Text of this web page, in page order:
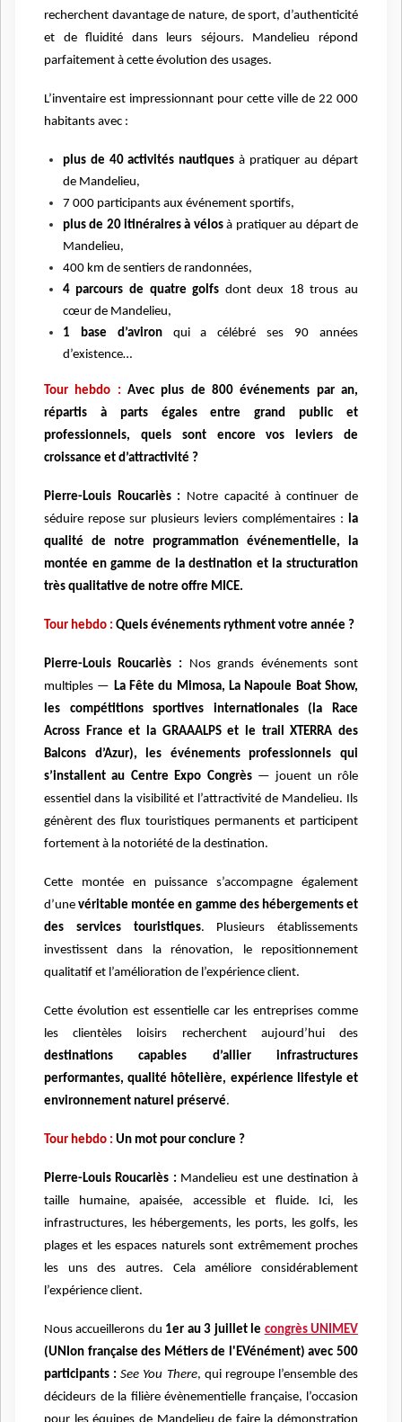
recherchent davantage de nature, de sport, d’authenticité
et de fluidité dans leurs séjours. Mandelieu répond
parfaitement à cette évolution des usages.
L’inventaire est impressionnant pour cette ville de 22 000
habitants avec :
plus de 40 activités nautiques à pratiquer au départ
de Mandelieu,
7 000 participants aux événement sportifs,
plus de 20 itinéraires à vélosà pratiquer au départ de
Mandelieu,
400 km de sentiers de randonnées,
4 parcours de quatre golfs dont deux 18 trous au
cœur de Mandelieu,
1 base d’avironqui a célébré ses 90 années
d’existence…
Tour hebdo : Avec plus de 800 événements par an,
répartis à parts égales entre grand public et
professionnels, quels sont encore vos leviers de
croissance et d’attractivité ?
Pierre-Louis Roucariès :
Notre capacité à continuer de
séduire repose sur plusieurs leviers complémentaires :
la
qualité de notre programmation événementielle, la
montée en gamme de la destination et la structuration
très qualitative de notre offre MICE.
Tour hebdo : Quels événements rythment votre année ?
Pierre-Louis Roucariès :
Nos grands événements sont
multiples — La Fête du Mimosa, La Napoule Boat Show,
les compétitions sportives internationales (la Race
Across France et la GRAAALPS et le trail XTERRA des
Balcons d’Azur), les événements professionnels qui
s’installent au Centre Expo Congrès— jouent un rôle
essentiel dans la visibilité et l’attractivité de Mandelieu. Ils
génèrent des flux touristiques permanents et participent
fortement à la notoriété de la destination.
Cette montée en puissance s’accompagne également
d’unevéritable montée en gamme des hébergements et
des services touristiques. Plusieurs établissements
investissent dans la rénovation, le repositionnement
qualitatif et l’amélioration de l’expérience client.
Cette évolution est essentielle car les entreprises comme
les clientèles loisirs recherchent aujourd’hui des
destinations capables d’allier infrastructures
performantes, qualité hôtelière, expérience lifestyle et
environnement naturel préservé.
Tour hebdo : Un mot pour conclure ?
Pierre-Louis Roucariès : Mandelieu est une destination à
taille humaine, apaisée, accessible et fluide. Ici, les
infrastructures, les hébergements, les ports, les golfs, les
plages et les espaces naturels sont extrêmement proches
les uns des autres. Cela améliore considérablement
l’expérience client.
Nous accueillerons du 1er au 3 juillet le congrès UNIMEV
(UNIon française des Métiers de l'EVénément) avec 500
participants : See You There, qui regroupe l’ensemble des
décideurs de la filière évènementielle française, l’occasion